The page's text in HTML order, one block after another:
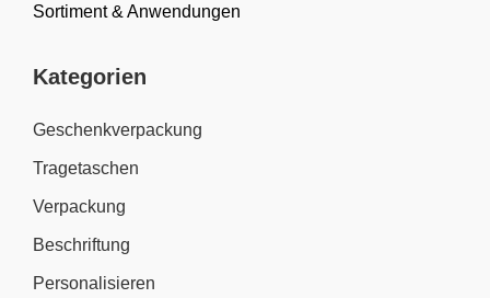
Sortiment & Anwendungen
Kategorien
Geschenkverpackung
Tragetaschen
Verpackung
Beschriftung
Personalisieren